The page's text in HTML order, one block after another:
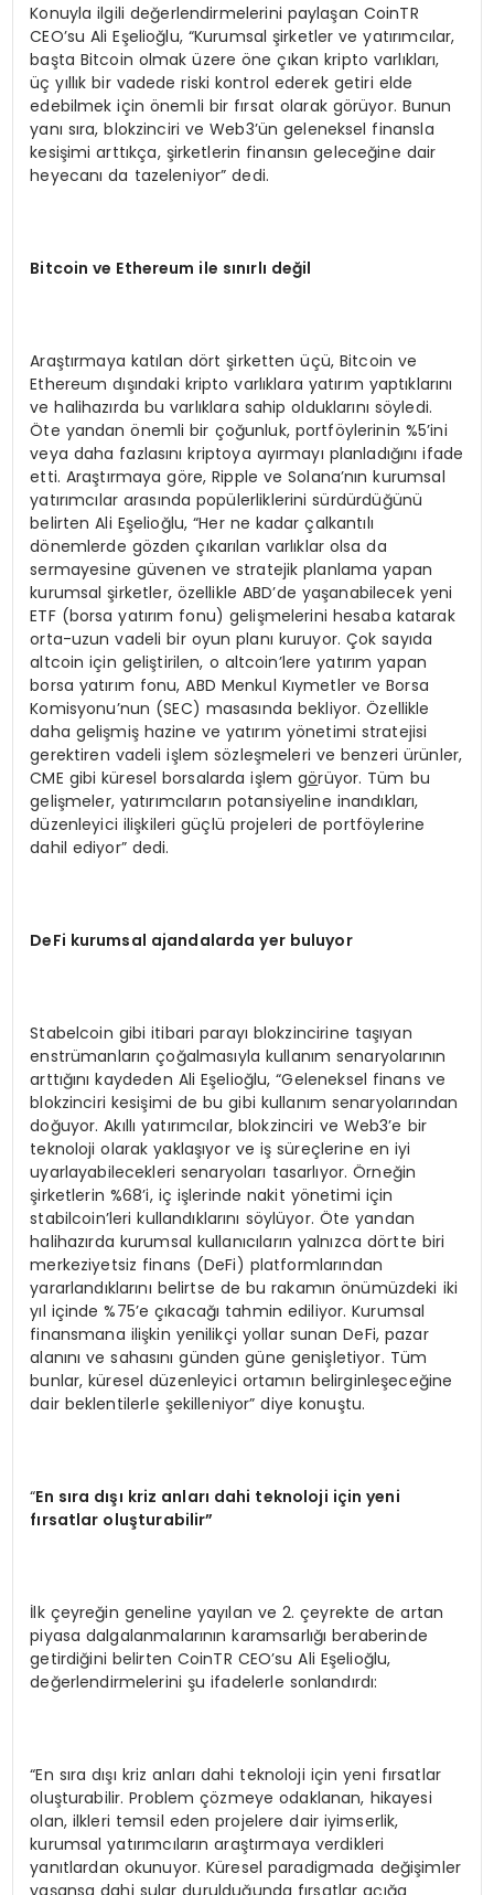
Konuyla ilgili değerlendirmelerini paylaşan CoinTR
CEO’su Ali Eşelioğlu, “Kurumsal şirketler ve yatırımcılar,
başta Bitcoin olmak üzere öne çıkan kripto varlıkları,
üç yıllık bir vadede riski kontrol ederek getiri elde
edebilmek için önemli bir fırsat olarak görüyor. Bunun
yanı sıra, blokzinciri ve Web3’ün geleneksel finansla
kesişimi arttıkça, şirketlerin finansın geleceğine dair
heyecanı da tazeleniyor” dedi.
Bitcoin ve Ethereum ile sınırlı değil
Araştırmaya katılan dört şirketten üçü, Bitcoin ve
Ethereum dışındaki kripto varlıklara yatırım yaptıklarını
ve halihazırda bu varlıklara sahip olduklarını söyledi.
Öte yandan önemli bir çoğunluk, portföylerinin %5’ini
veya daha fazlasını kriptoya ayırmayı planladığını ifade
etti. Araştırmaya göre, Ripple ve Solana’nın kurumsal
yatırımcılar arasında popülerliklerini sürdürdüğünü
belirten Ali Eşelioğlu, “Her ne kadar çalkantılı
dönemlerde gözden çıkarılan varlıklar olsa da
sermayesine güvenen ve stratejik planlama yapan
kurumsal şirketler, özellikle ABD’de yaşanabilecek yeni
ETF (borsa yatırım fonu) gelişmelerini hesaba katarak
orta-uzun vadeli bir oyun planı kuruyor. Çok sayıda
altcoin için geliştirilen, o altcoin’lere yatırım yapan
borsa yatırım fonu, ABD Menkul Kıymetler ve Borsa
Komisyonu’nun (SEC) masasında bekliyor. Özellikle
daha gelişmiş hazine ve yatırım yönetimi stratejisi
gerektiren vadeli işlem sözleşmeleri ve benzeri ürünler,
CME gibi küresel borsalarda işlem görüyor. Tüm bu
gelişmeler, yatırımcıların potansiyeline inandıkları,
düzenleyici ilişkileri güçlü projeleri de portföylerine
dahil ediyor” dedi.
DeFi kurumsal ajandalarda yer buluyor
Stabelcoin gibi itibari parayı blokzincirine taşıyan
enstrümanların çoğalmasıyla kullanım senaryolarının
arttığını kaydeden Ali Eşelioğlu, “Geleneksel finans ve
blokzinciri kesişimi de bu gibi kullanım senaryolarından
doğuyor. Akıllı yatırımcılar, blokzinciri ve Web3’e bir
teknoloji olarak yaklaşıyor ve iş süreçlerine en iyi
uyarlayabilecekleri senaryoları tasarlıyor. Örneğin
şirketlerin %68’i, iç işlerinde nakit yönetimi için
stabilcoin’leri kullandıklarını söylüyor. Öte yandan
halihazırda kurumsal kullanıcıların yalnızca dörtte biri
merkeziyetsiz finans (DeFi) platformlarından
yararlandıklarını belirtse de bu rakamın önümüzdeki iki
yıl içinde %75’e çıkacağı tahmin ediliyor. Kurumsal
finansmana ilişkin yenilikçi yollar sunan DeFi, pazar
alanını ve sahasını günden güne genişletiyor. Tüm
bunlar, küresel düzenleyici ortamın belirginleşeceğine
dair beklentilerle şekilleniyor” diye konuştu.
“En sıra dışı kriz anları dahi teknoloji için yeni
fırsatlar oluşturabilir”
İlk çeyreğin geneline yayılan ve 2. çeyrekte de artan
piyasa dalgalanmalarının karamsarlığı beraberinde
getirdiğini belirten CoinTR CEO’su Ali Eşelioğlu,
değerlendirmelerini şu ifadelerle sonlandırdı:
“En sıra dışı kriz anları dahi teknoloji için yeni fırsatlar
oluşturabilir. Problem çözmeye odaklanan, hikayesi
olan, ilkleri temsil eden projelere dair iyimserlik,
kurumsal yatırımcıların araştırmaya verdikleri
yanıtlardan okunuyor. Küresel paradigmada değişimler
yaşansa dahi sular durulduğunda fırsatlar açığa